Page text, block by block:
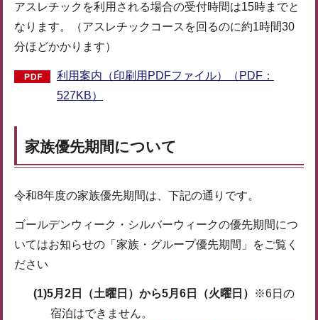
アスレチックを利用される場合の受付時間は15時までと
なります。（アスレチックコースを回るのに約1時間30
分ほどかかります）
利用案内（印刷用PDFファイル）（PDF：
527KB）
家族優先期間について
令和8年度の家族優先期間は、下記の通りです。
ゴールデンウィーク・シルバーウィークの優先期間につ
いてはお知らせの「家族・グループ優先期間」をご覧く
ださい
(1)5月2日（土曜日）から5月6日（火曜日）
※6日の
宿泊はできません。